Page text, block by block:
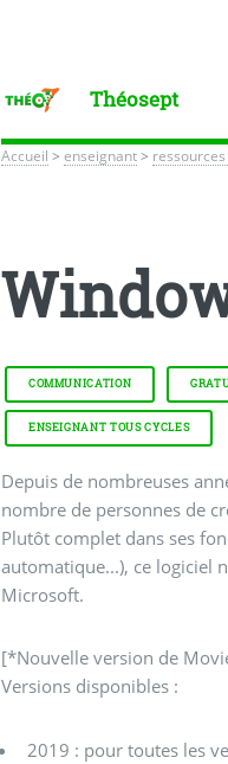
Théosept
Accueil >enseignant>
COMMUNICATION
ENSEIGNANT TOUS CYCLES
Depuis de nombreuses
nombre de personnes de
Plutôt complet dans ses
automatique...), ce logiciel
Microsoft.
[*Nouvelle version de
Versions disponibles :
2019 : pour toutes les